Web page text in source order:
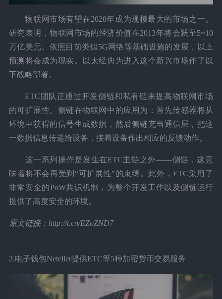
物联网市场有望在2020年成为规模最大的市场之一。
研究表明，物联网市场的经济价值在2013年将会跃至5~10
万亿美元。依照目前类似5G网络等基础设施的发展，以上
预测将会成为现实。以太经典为进入这个新兴市场作了以
下战略部署。
ETC团队正通过开发侧链和私有链来提高物联网市场
的可扩展性。侧链在物联网中的应用为：首先传感器将从
环境中获得的信号生成数据，然后侧链充当通信层，把这
一数据信息传递给设备，接着设备作出相应的反馈动作。
这一系列操作是发生在ETC主链之外——侧链，这意
味着将不会再受到“可扩展性”的束缚。此外，ETC采用了
非常安全的PoW共识机制，为整个开发工作以及侧链运行
提供了高度安全的环境。
原文链接：http://t.cn/EZoZND7
2.电子钱包Neteller提供ETC等5种加密货币交易服务